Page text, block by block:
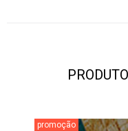
promoção